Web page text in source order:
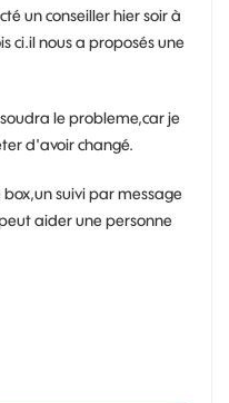
un conseiller hier soir à
ci.il nous a proposés une
le probleme,car je
d'avoir changé.
suivi par message
aider une personne